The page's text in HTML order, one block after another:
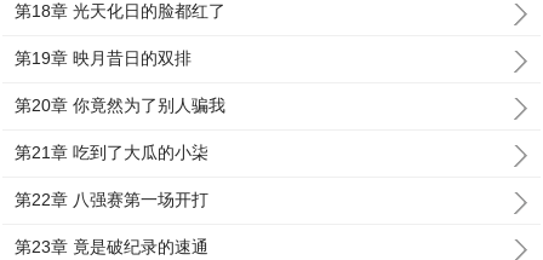
第18章 光天化日的脸都红了
第19章 映月昔日的双排
第20章 你竟然为了别人骗我
第21章 吃到了大瓜的小柒
第22章 八强赛第一场开打
第23章 竟是破纪录的速通